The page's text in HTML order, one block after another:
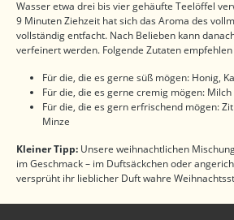
Wasser etwa drei bis vier gehäufte Teelöffel
9 Minuten Ziehzeit hat sich das Aroma des
vollständig entfacht. Nach Belieben kann
verfeinert werden. Folgende Zutaten
Für die, die es gerne süß mögen: Honig,
Für die, die es gerne cremig mögen: Milch
Für die, die es gern erfrischend mögen:
Minze
Kleiner Tipp: Unsere weihnachtlichen
im Geschmack – im Duftsäckchen oder
versprüht ihr lieblicher Duft wahre